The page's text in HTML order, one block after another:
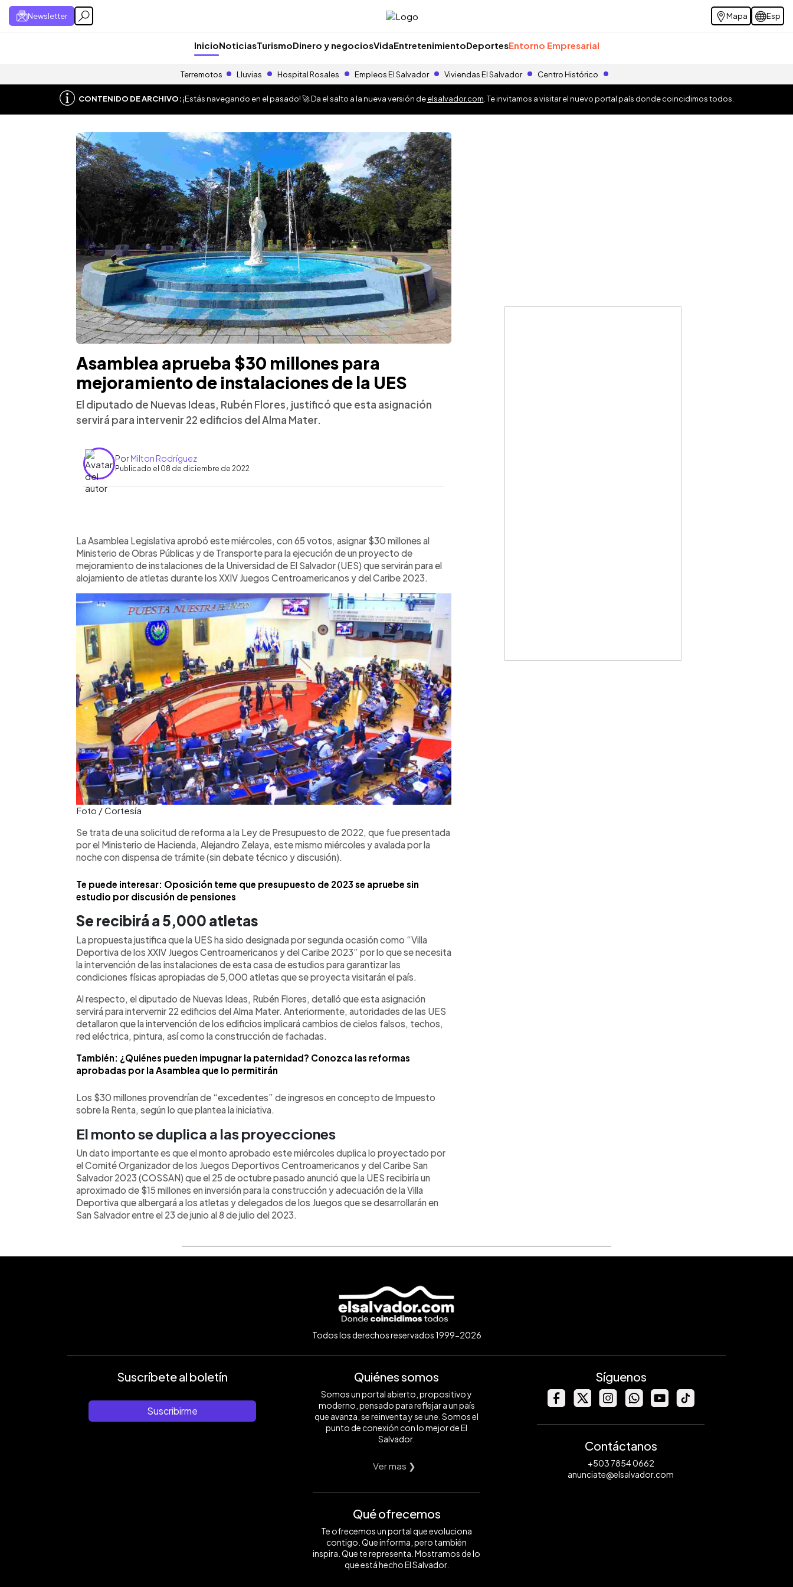
Newsletter Mapa Esp
InicioNoticiasTurismoDinero y negociosVidaEntretenimientoDeportesEntorno Empresarial
Terremotos Lluvias Hospital Rosales Empleos El Salvador Viviendas El Salvador Centro Histórico
CONTENIDO DE ARCHIVO:¡Estás navegando en el pasado! 🚀 Da el salto a la nueva versión deelsalvador.com . Te invitamos a visitar el nuevo portal país donde coincidimos todos.
Asamblea aprueba $30 millones para
mejoramiento de instalaciones de la UES
El diputado de Nuevas Ideas, Rubén Flores, justificó que esta asignación
servirá para intervenir 22 edificios del Alma Mater.
PorMilton Rodríguez
Publicado el 08 de diciembre de 2022
► Escuchar artículo
La Asamblea Legislativa aprobó este miércoles, con 65 votos, asignar $30 millones al
Ministerio de Obras Públicas y de Transporte para la ejecución de un proyecto de
mejoramiento de instalaciones de la Universidad de El Salvador (UES) que servirán para el
alojamiento de atletas durante los XXIV Juegos Centroamericanos y del Caribe 2023.
Foto / Cortesía
Se trata de una solicitud de reforma a la Ley de Presupuesto de 2022, que fue presentada
por el Ministerio de Hacienda, Alejandro Zelaya, este mismo miércoles y avalada por la
noche con dispensa de trámite (sin debate técnico y discusión).
Te puede interesar: Oposición teme que presupuesto de 2023 se apruebe sin
estudio por discusión de pensiones
Se recibirá a 5,000 atletas
La propuesta justifica que la UES ha sido designada por segunda ocasión como “Villa
Deportiva de los XXIV Juegos Centroamericanos y del Caribe 2023” por lo que se necesita
la intervención de las instalaciones de esta casa de estudios para garantizar las
condiciones físicas apropiadas de 5,000 atletas que se proyecta visitarán el país.
Al respecto, el diputado de Nuevas Ideas, Rubén Flores, detalló que esta asignación
servirá para intervernir 22 edificios del Alma Mater. Anteriormente, autoridades de las UES
detallaron que la intervención de los edificios implicará cambios de cielos falsos, techos,
red eléctrica, pintura, así como la construcción de fachadas.
También: ¿Quiénes pueden impugnar la paternidad? Conozca las reformas
aprobadas por la Asamblea que lo permitirán
Los $30 millones provendrían de “excedentes” de ingresos en concepto de Impuesto
sobre la Renta, según lo que plantea la iniciativa.
El monto se duplica a las proyecciones
Un dato importante es que el monto aprobado este miércoles duplica lo proyectado por
el Comité Organizador de los Juegos Deportivos Centroamericanos y del Caribe San
Salvador 2023 (COSSAN) que el 25 de octubre pasado anunció que la UES recibiría un
aproximado de $15 millones en inversión para la construcción y adecuación de la Villa
Deportiva que albergará a los atletas y delegados de los Juegos que se desarrollarán en
San Salvador entre el 23 de junio al 8 de julio del 2023.
Todos los derechos reservados 1999-2026
Suscríbete al boletín
Suscribirme
Quiénes somos
Somos un portal abierto, propositivo y
moderno, pensado para reflejar a un país
que avanza, se reinventa y se une. Somos el
punto de conexión con lo mejor de El
Salvador.
Ver mas ❯
Qué ofrecemos
Te ofrecemos un portal que evoluciona
contigo. Que informa, pero también
inspira. Que te representa. Mostramos de lo
que está hecho El Salvador.
Síguenos
Contáctanos
+503 7854 0662
anunciate@elsalvador.com